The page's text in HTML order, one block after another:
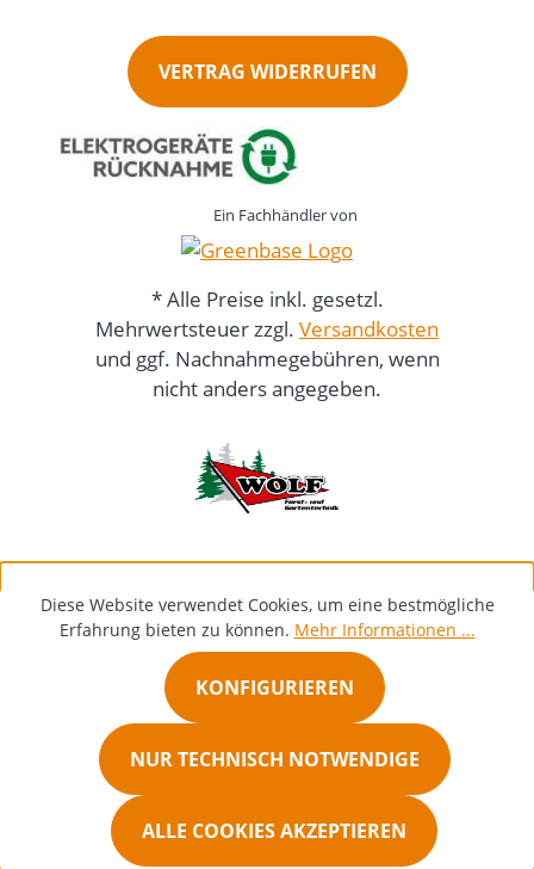
VERTRAG WIDERRUFEN
Ein Fachhändler von
* Alle Preise inkl. gesetzl.
Mehrwertsteuer zzgl. Versandkosten
und ggf. Nachnahmegebühren, wenn
nicht anders angegeben.
Diese Website verwendet Cookies, um eine bestmögliche
Erfahrung bieten zu können. Mehr Informationen ...
NUR TECHNISCH NOTWENDIGE
KONFIGURIEREN
ALLE COOKIES AKZEPTIEREN